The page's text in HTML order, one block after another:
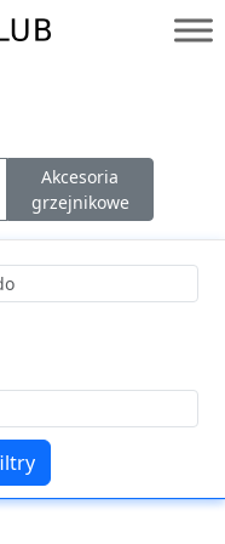
Akcesoria
grzejnikowe